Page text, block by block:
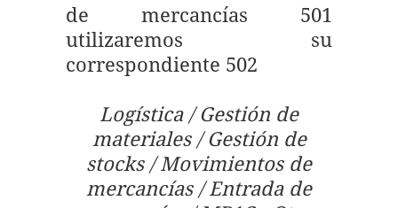
de mercancías 501
utilizaremos su
correspondiente 502
Logística / Gestión de
materiales / Gestión de
stocks / Movimientos de
mercancías / Entrada de